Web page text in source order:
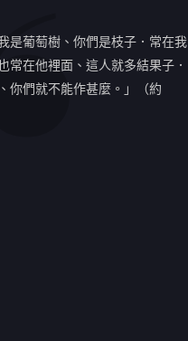
是葡萄樹、你們是枝子．常在我
常在他裡面、這人就多結果子．
你們就不能作甚麼。」（約